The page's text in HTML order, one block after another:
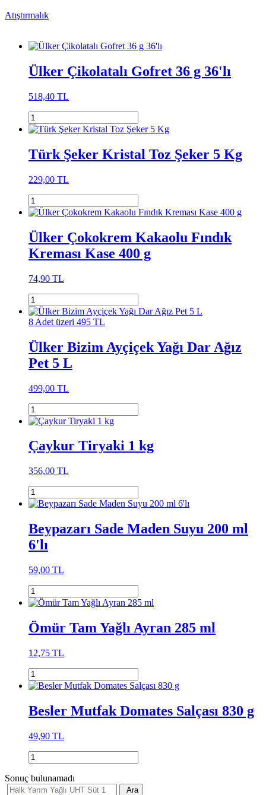
Atıştırmalık
Ülker Çikolatalı Gofret 36 g 36'lı
518,40 TL
Türk Şeker Kristal Toz Şeker 5 Kg
229,00 TL
Ülker Çokokrem Kakaolu Fındık
Kreması Kase 400 g
74,90 TL
8 Adet üzeri 495 TL
Ülker Bizim Ayçiçek Yağı Dar Ağız
Pet 5 L
499,00 TL
Çaykur Tiryaki 1 kg
356,00 TL
Beypazarı Sade Maden Suyu 200 ml
6'lı
59,00 TL
Ömür Tam Yağlı Ayran 285 ml
12,75 TL
Besler Mutfak Domates Salçası 830 g
49,90 TL
Sonuç bulunamadı
Ara